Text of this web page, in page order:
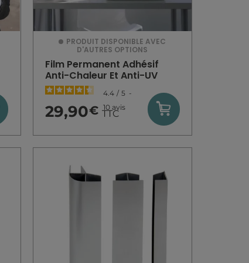
PRODUIT DISPONIBLE AVEC
D'AUTRES OPTIONS
Film Permanent Adhésif
Anti-Chaleur Et Anti-UV
4.4 / 5 -
10 avis
29,90€ TTC